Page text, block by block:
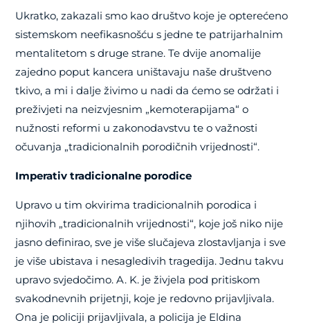
Ukratko, zakazali smo kao društvo koje je opterećeno
sistemskom neefikasnošću s jedne te patrijarhalnim
mentalitetom s druge strane. Te dvije anomalije
zajedno poput kancera uništavaju naše društveno
tkivo, a mi i dalje živimo u nadi da ćemo se održati i
preživjeti na neizvjesnim „kemoterapijama“ o
nužnosti reformi u zakonodavstvu te o važnosti
očuvanja „tradicionalnih porodičnih vrijednosti“.
Imperativ tradicionalne porodice
Upravo u tim okvirima tradicionalnih porodica i
njihovih „tradicionalnih vrijednosti“, koje još niko nije
jasno definirao, sve je više slučajeva zlostavljanja i sve
je više ubistava i nesagledivih tragedija. Jednu takvu
upravo svjedočimo. A. K. je živjela pod pritiskom
svakodnevnih prijetnji, koje je redovno prijavljivala.
Ona je policiji prijavljivala, a policija je Eldina